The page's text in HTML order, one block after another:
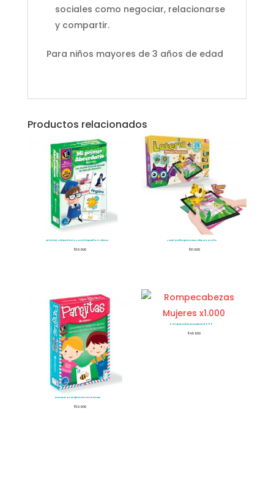
sociales como negociar, relacionarse
y compartir.
Para niños mayores de 3 años de edad
Productos relacionados
Mi Primer Abecedario Con El Pequeño Profesor
$30.900
Lotería Bilingüe Naturaleza Ronda
$31.900
Encuentra Parejitas Smart Games
$30.900
Rompecabezas Mujeres x1.000
$49.900